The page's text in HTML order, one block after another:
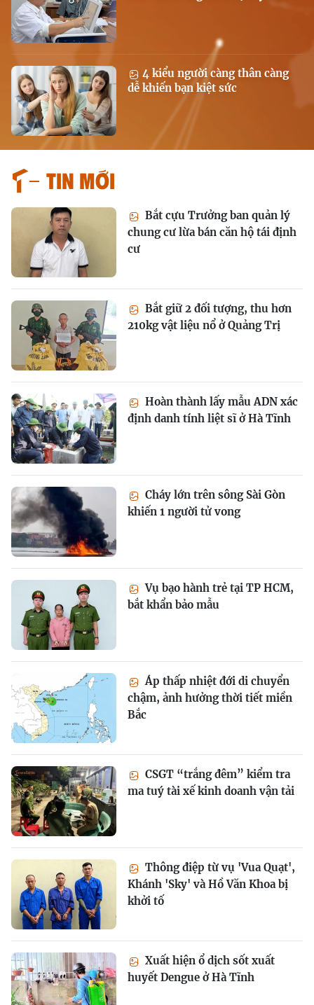
4 kiểu người càng thân càng
dễ khiến bạn kiệt sức
Tin mới
Bắt cựu Trưởng ban quản lý
chung cư lừa bán căn hộ tái định
cư
Bắt giữ 2 đối tượng, thu hơn
210kg vật liệu nổ ở Quảng Trị
Hoàn thành lấy mẫu ADN xác
định danh tính liệt sĩ ở Hà Tĩnh
Cháy lớn trên sông Sài Gòn
khiến 1 người tử vong
Vụ bạo hành trẻ tại TP HCM,
bắt khẩn bảo mẫu
Áp thấp nhiệt đới di chuyển
chậm, ảnh hưởng thời tiết miền
Bắc
CSGT “trắng đêm” kiểm tra
ma tuý tài xế kinh doanh vận tải
Thông điệp từ vụ 'Vua Quạt',
Khánh 'Sky' và Hồ Văn Khoa bị
khởi tố
Xuất hiện ổ dịch sốt xuất
huyết Dengue ở Hà Tĩnh